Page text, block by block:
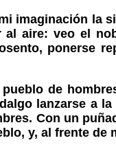
imaginación la
aire: veo el
ponerse
de
lanzarse a
Con un
y, al frente de